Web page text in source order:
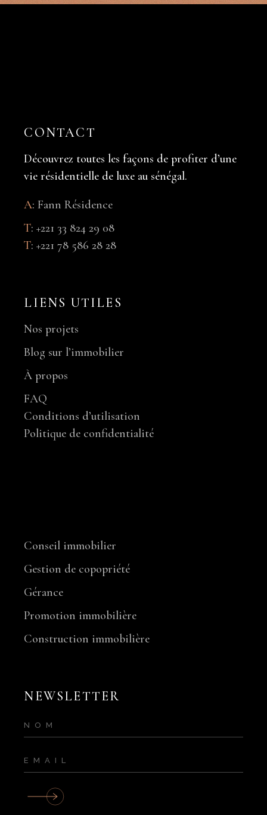
CONTACT
Découvrez toutes les façons de profiter d’une
vie résidentielle de luxe au sénégal.
A:Fann Résidence
T:+221 33 824 29 08
T:+221 78 586 28 28
LIENS UTILES
Nos projets
Blog sur l’immobilier
À propos
FAQ
Conditions d’utilisation
Politique de confidentialité
Conseil immobilier
Gestion de copopriété
Gérance
Promotion immobilière
Construction immobilière
NEWSLETTER